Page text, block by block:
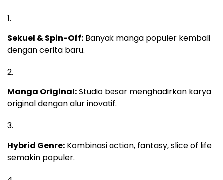
Sekuel & Spin-Off: Banyak manga populer kembali
dengan cerita baru.
Manga Original:Studio besar menghadirkan karya
original dengan alur inovatif.
Hybrid Genre: Kombinasi action, fantasy, slice of life
semakin populer.